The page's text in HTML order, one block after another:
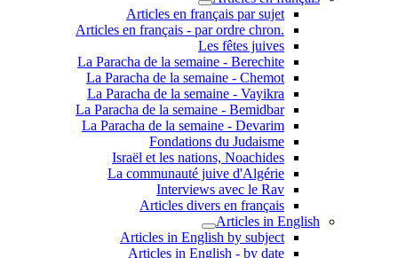
Articles en français par sujet
.Articles en français - par ordre chron
Les fêtes juives
La Paracha de la semaine - Berechite
La Paracha de la semaine - Chemot
La Paracha de la semaine - Vayikra
La Paracha de la semaine - Bemidbar
La Paracha de la semaine - Devarim
Fondations du Judaisme
Israël et les nations, Noachides
La communauté juive d'Algérie
Interviews avec le Rav
Articles divers en français
Articles in English
Articles in English by subject
Articles in English - by date